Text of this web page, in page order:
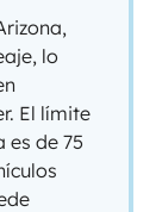
lo
El límite
de 75